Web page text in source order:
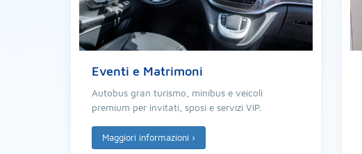
Eventi e Matrimoni
Autobus gran turismo, minibus e veicoli
premium per invitati, sposi e servizi VIP.
Maggiori informazioni ›